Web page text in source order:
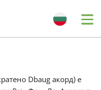
Dbaug акорд) е